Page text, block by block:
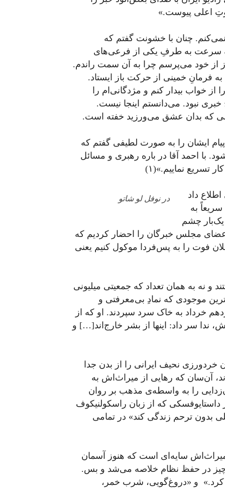
اعلی پیوست.»
چنان با خشونت گفتم که
به سرعت به طرفِ یکی از فرعی‌های
از خود می‌پرسم چرا به آن سمت راندم.
فرمانِ خمینی از حرکت باز ایستاد.
خواب بیدار کنم و مژدگانی‌ام را
نبود. می‌دانستم اینجا نیست.
که بدان عشق می‌ورزید خفته است.
پیام ایشان را به صورت لطیفی گفتم که
با احمد آقا در باره رهبری و مسائل
تسریع نماییم.»(۱)
در نوفل لو شاتو
اطلاع داد
به
چشم
اعضای مجلس خبرگان را احضار کردیم که
فوت را به پس‌فردا موکول کنیم یعنی
و نه به همان تعداد که جمعیتی میلیونی
موجودی که نمادِ بی‌معرفتی و
خرداد به خاک سرد سپردند. او که از
ندا سر داد: اینها از بشر خارج‌اند[…] و
نحیف ایرانی را از بدن جدا
آن‌سان که رهایی از میراث‌اش به
را به واسطه‌ی مذهب بر روان
که از زبان راسکولنیکوف
بدون ترحم زندگی کند» در تمامی
میراث‌‌اش سایه‌ای است که هنوز آسمان
در حفظ نظام خلاصه می‌شد و بس.
کرد.» و «دروغ‌گویی، شرب خمر،